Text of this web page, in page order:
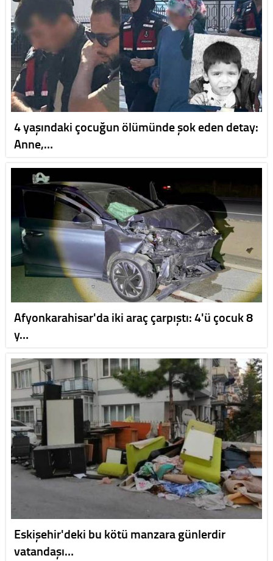
4 yaşındaki çocuğun ölümünde şok eden detay:
Anne,…
Afyonkarahisar'da iki araç çarpıştı: 4'ü çocuk 8
y…
Eskişehir'deki bu kötü manzara günlerdir
vatandaşı…